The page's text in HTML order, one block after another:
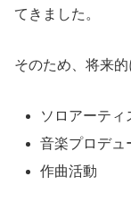
てきました。
そのため、将来的
ソロアーティ
音楽プロデュ
作曲活動